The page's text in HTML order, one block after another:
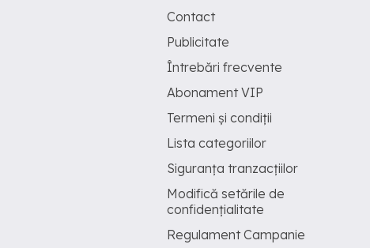
Contact
Publicitate
Întrebări frecvente
Abonament VIP
Termeni și condiții
Lista categoriilor
Siguranța tranzacțiilor
Modifică setările de
confidențialitate
Regulament Campanie